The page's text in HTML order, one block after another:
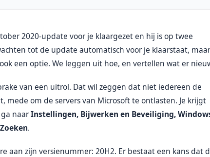
2020-update voor je klaargezet en hij is op twee
tot de update automatisch voor je klaarstaat,
een optie. We leggen uit hoe, en vertellen wat er
van een uitrol. Dat wil zeggen dat niet iedereen de
om de servers van Microsoft te ontlasten. Je krijgt
naarInstellingen, Bijwerken en Beveiliging,
.
aan zijn versienummer: 20H2. Er bestaat een kans dat